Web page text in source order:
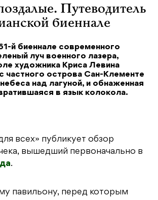
Путеводитель
биеннале
й биеннале современного
луч военного лазера,
художника Криса Левина
частного острова Сан-Клементе
над лагуной, и обнаженная
в язык колокола.
всех» публикует обзор
вышедший первоначально в
.
павильону, перед которым